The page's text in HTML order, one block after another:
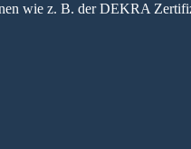
wie z. B. der DEKRA